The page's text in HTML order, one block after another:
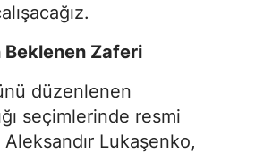
Beklenen Zaferi
düzenlenen
seçimlerinde resmi
Lukaşenko,